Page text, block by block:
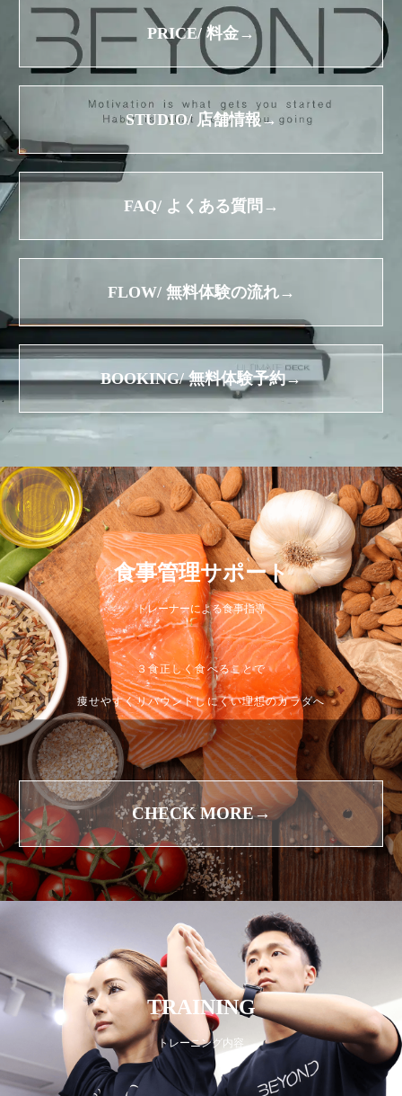
PRICE/ 料金→
STUDIO/ 店舗情報→
FAQ/ よくある質問→
FLOW/ 無料体験の流れ→
BOOKING/ 無料体験予約→
食事管理サポート
トレーナーによる食事指導
３食正しく食べることで
痩せやすくリバウンドしにくい理想のカラダへ
CHECK MORE→
TRAINING
トレーニング内容